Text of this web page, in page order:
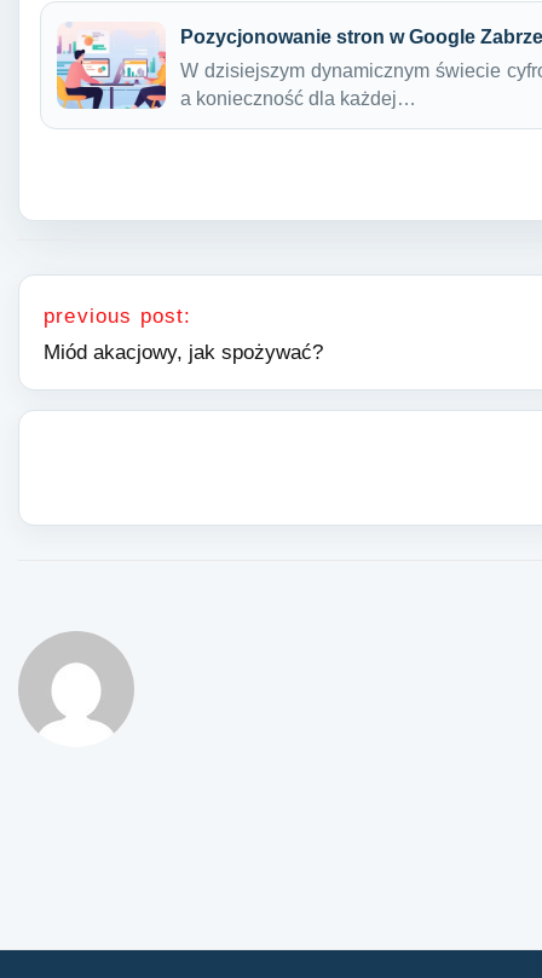
Pozycjonowanie stron w Google Zabrze
W dzisiejszym dynamicznym świecie
a konieczność dla każdej…
Nawigacja wpisu
previous post:
Miód akacjowy, jak spożywać?